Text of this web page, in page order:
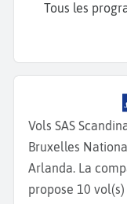
Tous les programmes des vols Brussels Airlines
Vols SAS
Bruxelles
Arlanda. La
propose 10